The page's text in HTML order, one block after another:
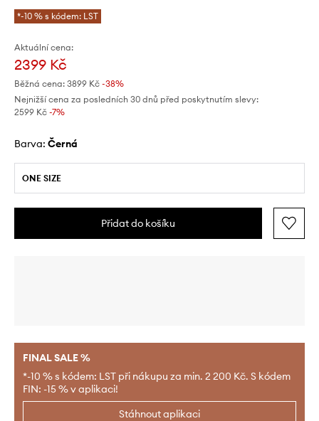
*-10 % s kódem: LST
Aktuální cena:
2399 Kč
Běžná cena: 3899 Kč -38%
Nejnižší cena za posledních 30 dnů před poskytnutím slevy:
2599 Kč -7%
Barva: černá
ONE SIZE
Přidat do košíku
FINAL SALE %
*-10 % s kódem: LST při nákupu za min. 2 200 Kč. S kódem
FIN: -15 % v aplikaci!
Stáhnout aplikaci